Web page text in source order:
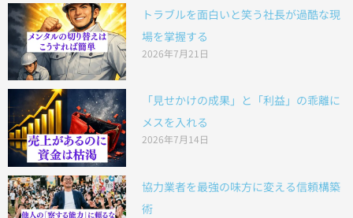
トラブルを面白いと笑う社長が過酷な現
場を掌握する
2026年7月21日
「見せかけの成果」と「利益」の乖離に
メスを入れる
2026年7月14日
協力業者を最強の味方に変える信頼構築
術